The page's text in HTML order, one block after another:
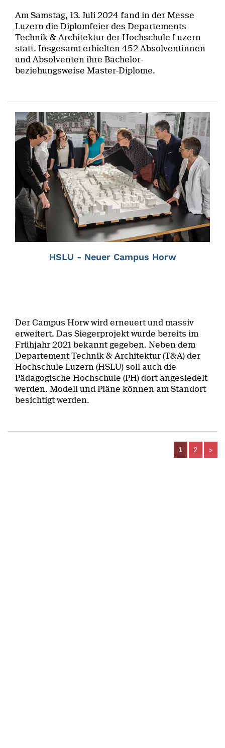
Am Samstag, 13. Juli 2024 fand in der Messe
Luzern die Diplomfeier des Departements
Technik & Architektur der Hochschule Luzern
statt. Insgesamt erhielten 452 Absolventinnen
und Absolventen ihre Bachelor-
beziehungsweise Master-Diplome.
HSLU - Neuer Campus Horw
Der Campus Horw wird erneuert und massiv
erweitert. Das Siegerprojekt wurde bereits im
Frühjahr 2021 bekannt gegeben. Neben dem
Departement Technik & Architektur (T&A) der
Hochschule Luzern (HSLU) soll auch die
Pädagogische Hochschule (PH) dort angesiedelt
werden. Modell und Pläne können am Standort
besichtigt werden.
1 2 >